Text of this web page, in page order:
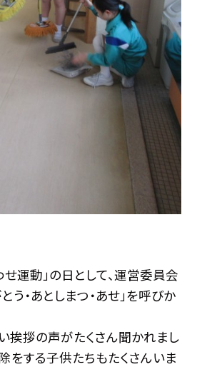
せ運動」の日として、運営委員会
う・あとしまつ・あせ」を呼びか
挨拶の声がたくさん聞かれまし
をする子供たちもたくさんいま